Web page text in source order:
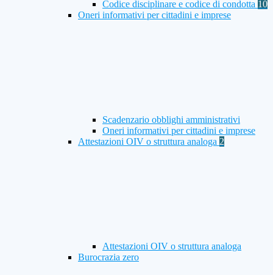
Codice disciplinare e codice di condotta 10
Oneri informativi per cittadini e imprese
Scadenzario obblighi amministrativi
Oneri informativi per cittadini e imprese
Attestazioni OIV o struttura analoga 2
Attestazioni OIV o struttura analoga
Burocrazia zero